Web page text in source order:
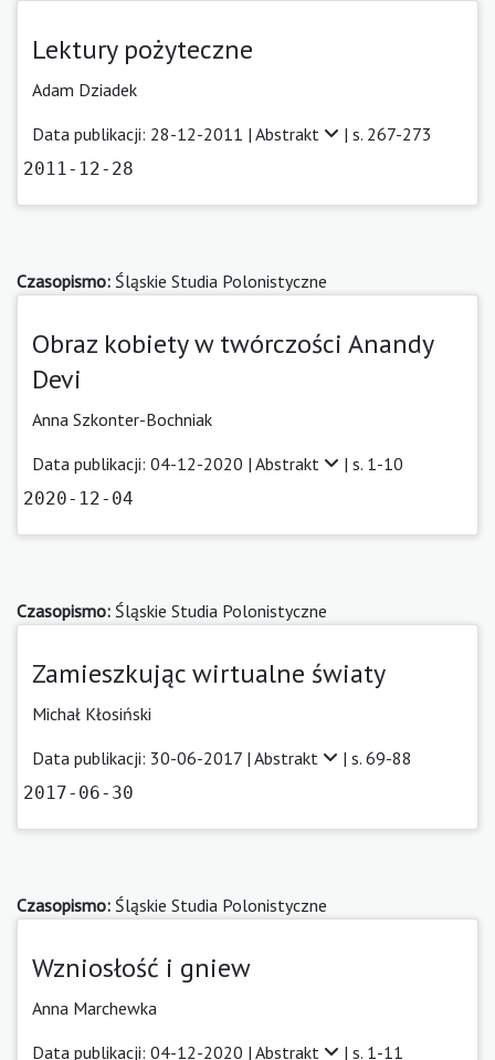
Lektury pożyteczne
Adam Dziadek
Data publikacji: 28-12-2011 | Abstrakt | s. 267-273
2011-12-28
Czasopismo: Śląskie Studia Polonistyczne
Obraz kobiety w twórczości Anandy
Devi
Anna Szkonter-Bochniak
Data publikacji: 04-12-2020 | Abstrakt | s. 1-10
2020-12-04
Czasopismo: Śląskie Studia Polonistyczne
Zamieszkując wirtualne światy
Michał Kłosiński
Data publikacji: 30-06-2017 | Abstrakt | s. 69-88
2017-06-30
Czasopismo: Śląskie Studia Polonistyczne
Wzniosłość i gniew
Anna Marchewka
Data publikacji: 04-12-2020 | Abstrakt | s. 1-11